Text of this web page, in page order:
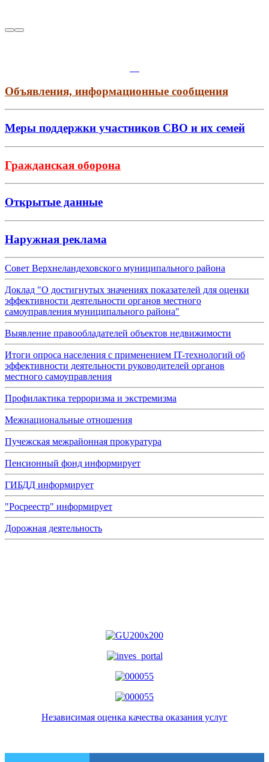
Объявления, информационные сообщения
Меры поддержки участников СВО и их семей
Гражданская оборона
Открытые данные
Наружная реклама
Совет Верхнеландеховского муниципального района
Доклад "О достигнутых значениях показателей для оценки
эффективности деятельности органов местного
самоуправления муниципального района"
Выявление правообладателей объектов недвижимости
Итоги опроса населения с применением IT-технологий об
эффективности деятельности руководителей органов
местного самоуправления
Профилактика терроризма и экстремизма
Межнациональные отношения
Пучежская межрайонная прокуратура
Пенсионный фонд информирует
ГИБДД информирует
"Росреестр" информирует
Дорожная деятельность
Независимая оценка качества оказания услуг